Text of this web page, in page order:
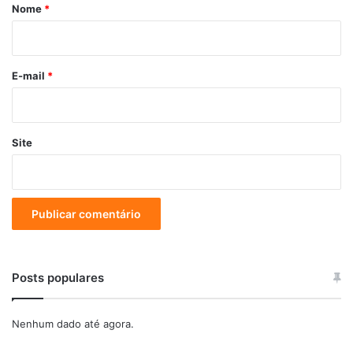
r
Nome *
E-mail *
Site
Posts populares
Nenhum dado até agora.